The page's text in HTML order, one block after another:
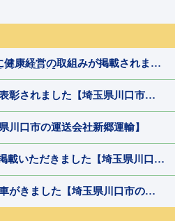
健康経営の取組みが掲載されまし
彰されました【埼玉県川口市の
川口市の運送会社新郷運輸】
載いただきました【埼玉県川口市
がきました【埼玉県川口市の運